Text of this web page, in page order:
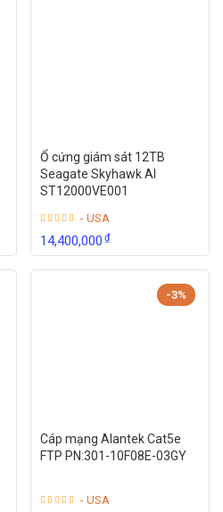
Ổ cứng giám sát 12TB
Seagate Skyhawk AI
ST12000VE001
- USA
14,400,000₫
-3%
Cáp mạng Alantek Cat5e
FTP PN:301-10F08E-03GY
- USA